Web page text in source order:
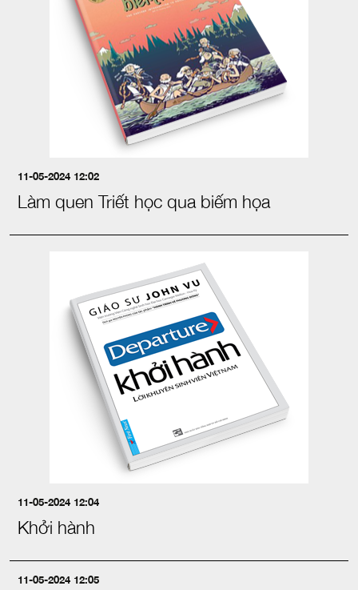
11-05-2024 12:02
Làm quen Triết học qua biếm họa
11-05-2024 12:04
Khởi hành
11-05-2024 12:05